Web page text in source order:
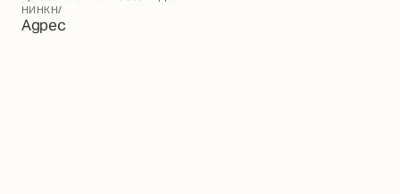
НИНКН/
Адрес